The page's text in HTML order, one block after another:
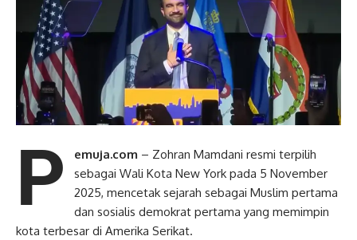
P emuja.com – Zohran Mamdani resmi terpilih
sebagai Wali Kota New York pada 5 November
2025, mencetak sejarah sebagai Muslim pertama
dan sosialis demokrat pertama yang memimpin
kota terbesar di Amerika Serikat.